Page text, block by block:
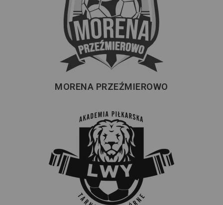
MORENA PRZEŹMIEROWO